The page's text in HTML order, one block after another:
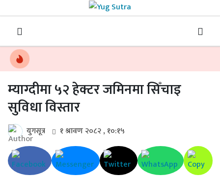
म्याग्दीमा ५२ हेक्टर जमिनमा सिँचाइ
सुविधा विस्तार
युगसूत्र १ श्रावण २०८२ , १०:१५